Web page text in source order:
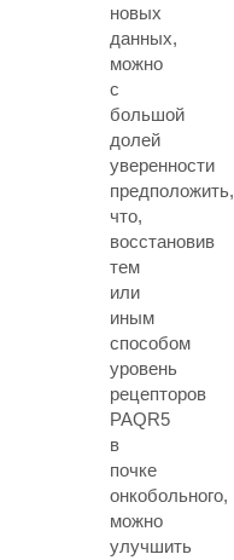
новых
данных,
можно
с
большой
долей
уверенности
предположить,
что,
восстановив
тем
или
иным
способом
уровень
рецепторов
PAQR5
в
почке
онкобольного,
можно
улучшить